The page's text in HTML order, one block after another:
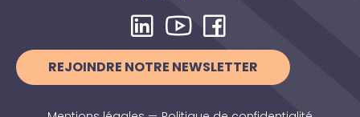
REJOINDRE NOTRE NEWSLETTER